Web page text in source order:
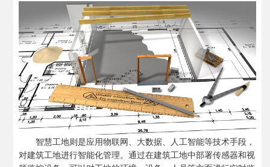
智慧工地则是应用物联网、大数据、人工智能等技术手段，
对建筑工地进行智能化管理。通过在建筑工地中部署传感器和视